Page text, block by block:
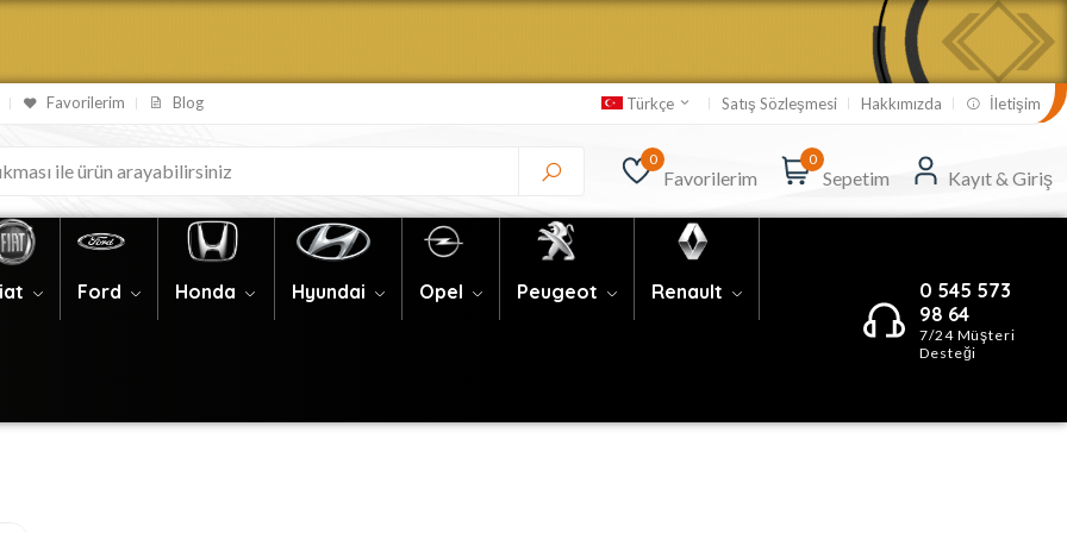
Favorilerim Blog Türkçe Satış Sözleşmesi Hakkımızda İletişim
0
Favorilerim
0
Sepetim Kayıt & Giriş
Ford Honda Hyundai Opel Peugeot Renault
0 545 573
98 64
7/24 Müşteri
Desteği